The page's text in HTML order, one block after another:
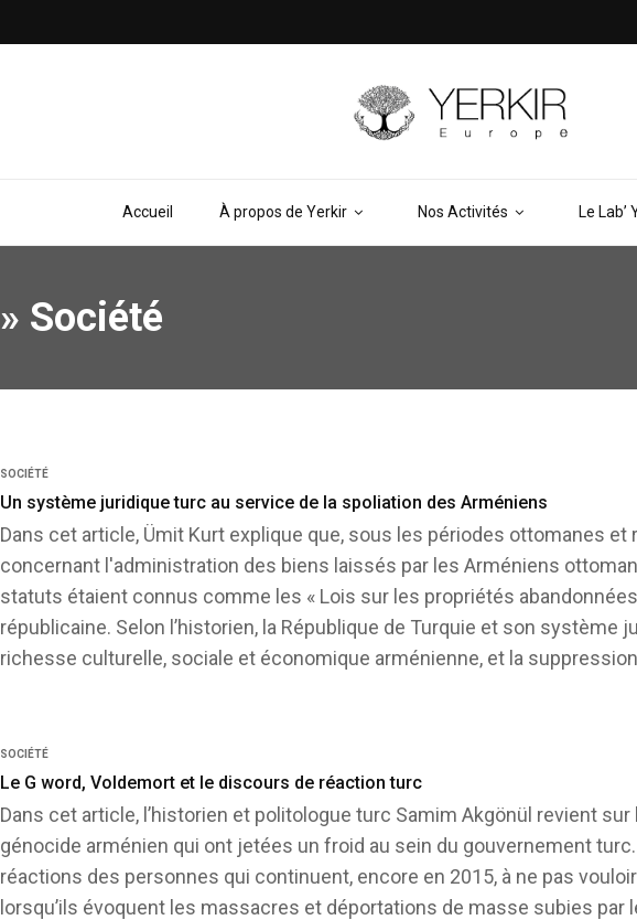
Accueil À propos de Yerkir Nos Activités Le Lab’
» Société
SOCIÉTÉ
Un système juridique turc au service de la spoliation des Arméniens
Dans cet article, Ümit Kurt explique que, sous les périodes ottomanes
concernant l'administration des biens laissés par les Arméniens
statuts étaient connus comme les « Lois sur les propriétés
républicaine. Selon l’historien, la République de Turquie et son
richesse culturelle, sociale et économique arménienne, et la
SOCIÉTÉ
Le G word, Voldemort et le discours de réaction turc
Dans cet article, l’historien et politologue turc Samim Akgönül revient
génocide arménien qui ont jetées un froid au sein du gouvernement
réactions des personnes qui continuent, encore en 2015, à ne pas
lorsqu’ils évoquent les massacres et déportations de masse subies par